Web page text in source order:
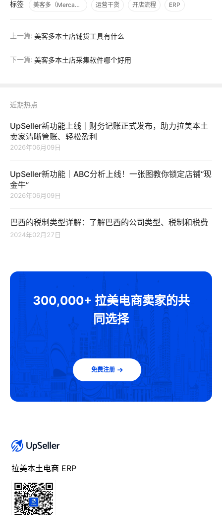
标签 美客多（Mercado Libre） 运营干货 开店流程 ERP
上一篇: 美客多本土店铺货工具有什么
下一篇: 美客多本土店采集软件哪个好用
近期热点
UpSeller新功能上线｜财务记账正式发布，助力拉美本土
卖家清晰管账、轻松盈利
2026年06月09日
UpSeller新功能｜ABC分析上线！一张图教你锁定店铺“现
金牛”
2026年06月09日
巴西的税制类型详解：了解巴西的公司类型、税制和税费
2024年02月27日
300,000+ 拉美电商卖家的共
同选择
免费注册
拉美本土电商 ERP